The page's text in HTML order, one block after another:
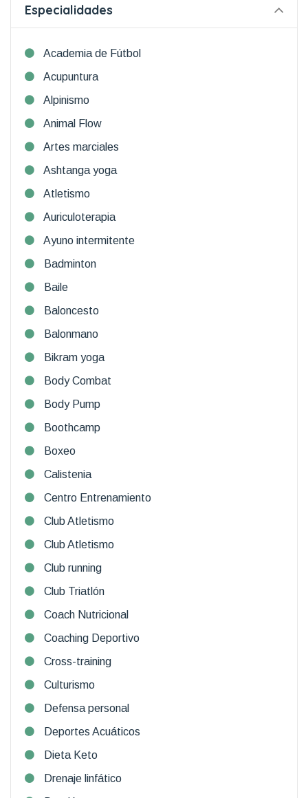
Especialidades
Academia de Fútbol
Acupuntura
Alpinismo
Animal Flow
Artes marciales
Ashtanga yoga
Atletismo
Auriculoterapia
Ayuno intermitente
Badminton
Baile
Baloncesto
Balonmano
Bikram yoga
Body Combat
Body Pump
Boothcamp
Boxeo
Calistenia
Centro Entrenamiento
Club Atletismo
Club Atletismo
Club running
Club Triatlón
Coach Nutricional
Coaching Deportivo
Cross-training
Culturismo
Defensa personal
Deportes Acuáticos
Dieta Keto
Drenaje linfático